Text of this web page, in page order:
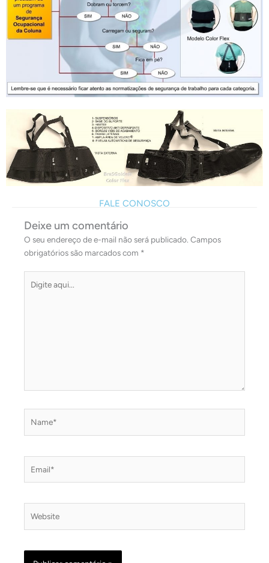
FALE CONOSCO
Deixe um comentário
O seu endereço de e-mail não será publicado. Campos
obrigatórios são marcados com *
aqui...